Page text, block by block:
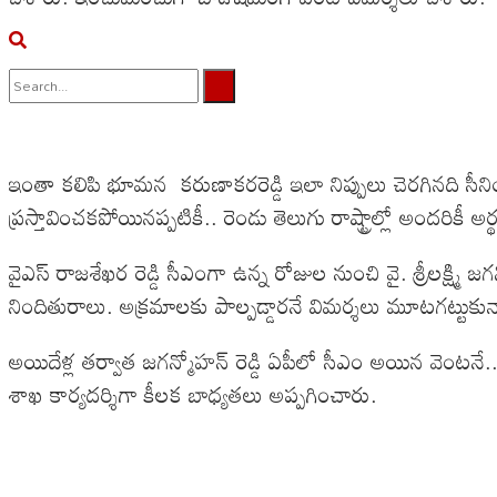
View All Result
ఇంతా కలిపి భూమన కరుణాకరరెడ్డి ఇలా నిప్పులు చెరగినది
ప్రస్తావించకపోయినప్పటికీ.. రెండు తెలుగు రాష్ట్రాల్లో అందరికీ
వైఎస్ రాజశేఖర రెడ్డి సీఎంగా ఉన్న రోజుల నుంచి వై. శ్రీలక్ష్మి
నిందితురాలు. అక్రమాలకు పాల్పడ్డారనే విమర్శలు
అయిదేళ్ల తర్వాత జగన్మోహన్ రెడ్డి ఏపీలో సీఎం అయిన వెంటనే..
శాఖ కార్యదర్శిగా కీలక బాధ్యతలు అప్పగించారు.